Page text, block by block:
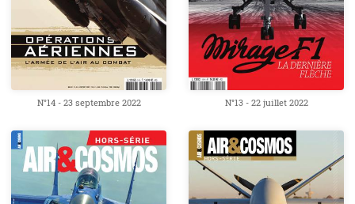
N°14 - 23 septembre 2022 N°13 - 22 juillet 2022